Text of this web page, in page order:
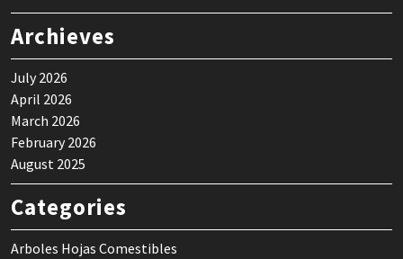
Archieves
July 2026
April 2026
March 2026
February 2026
August 2025
Categories
Arboles Hojas Comestibles